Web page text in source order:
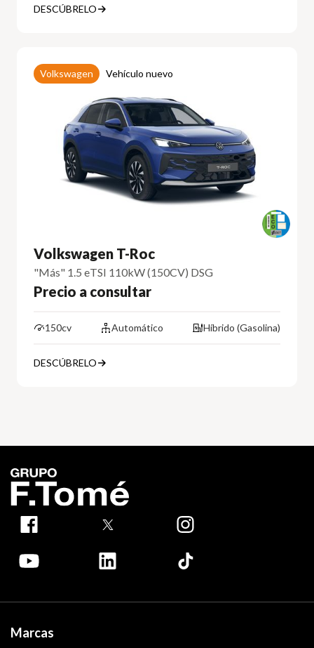
DESCÚBRELO
Volkswagen Vehículo nuevo
Volkswagen T-Roc
"Más" 1.5 eTSI 110kW (150CV) DSG
Precio a consultar
150cv Automático Híbrido (Gasolina)
DESCÚBRELO
Marcas